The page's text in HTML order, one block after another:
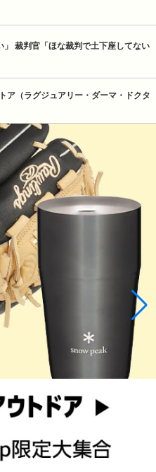
裁判官「ほな裁判で土下座してない
ア（ラグジュアリー・ダーマ・ドクタ